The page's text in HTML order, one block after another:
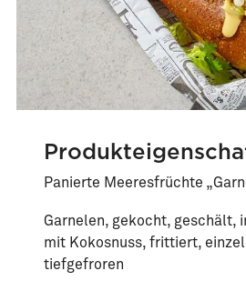
Panierte Meeresfrüchte
Garnelen, gekocht, geschält,
mit Kokosnuss, frittiert,
tiefgefroren